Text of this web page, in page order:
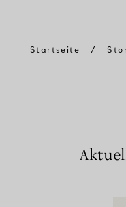
Startseite /